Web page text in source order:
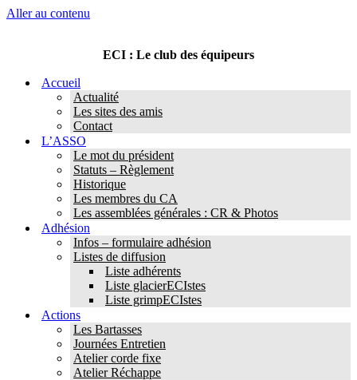
Aller au contenu
ECI : Le club des équipeurs
Accueil
Actualité
Les sites des amis
Contact
L’ASSO
Le mot du président
Statuts – Règlement
Historique
Les membres du CA
Les assemblées générales : CR & Photos
Adhésion
Infos – formulaire adhésion
Listes de diffusion
Liste adhérents
Liste glacierECIstes
Liste grimpECIstes
Actions
Les Bartasses
Journées Entretien
Atelier corde fixe
Atelier Réchappe